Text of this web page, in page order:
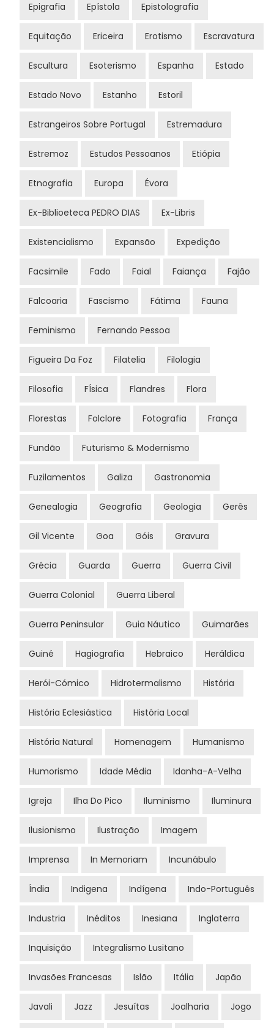
Epigrafia Epístola Epistolografia
Equitação Ericeira Erotismo Escravatura
Escultura Esoterismo Espanha Estado
Estado Novo Estanho Estoril
Estrangeiros Sobre Portugal Estremadura
Estremoz Estudos Pessoanos Etiópia
Etnografia Europa Évora
Ex-Biblioeteca PEDRO DIAS Ex-Libris
Existencialismo Expansão Expedição
Facsimile Fado Faial Faiança Fajão
Falcoaria Fascismo Fátima Fauna
Feminismo Fernando Pessoa
Figueira Da Foz Filatelia Filologia
Filosofia FÍsica Flandres Flora
Florestas Folclore Fotografia França
Fundão Futurismo & Modernismo
Fuzilamentos Galiza Gastronomia
Genealogia Geografia Geologia Gerês
Gil Vicente Goa Góis Gravura
Grécia Guarda Guerra Guerra Civil
Guerra Colonial Guerra Liberal
Guerra Peninsular Guia Náutico Guimarães
Guiné Hagiografia Hebraico Heráldica
Herói-Cómico Hidrotermalismo História
História Eclesiástica História Local
História Natural Homenagem Humanismo
Humorismo Idade Média Idanha-A-Velha
Igreja Ilha Do Pico Iluminismo Iluminura
Ilusionismo Ilustração Imagem
Imprensa In Memoriam Incunábulo
Índia Indigena Indígena Indo-Português
Industria Inéditos Inesiana Inglaterra
Inquisição Integralismo Lusitano
Invasões Francesas Islão Itália Japão
Javali Jazz Jesuítas Joalharia Jogo